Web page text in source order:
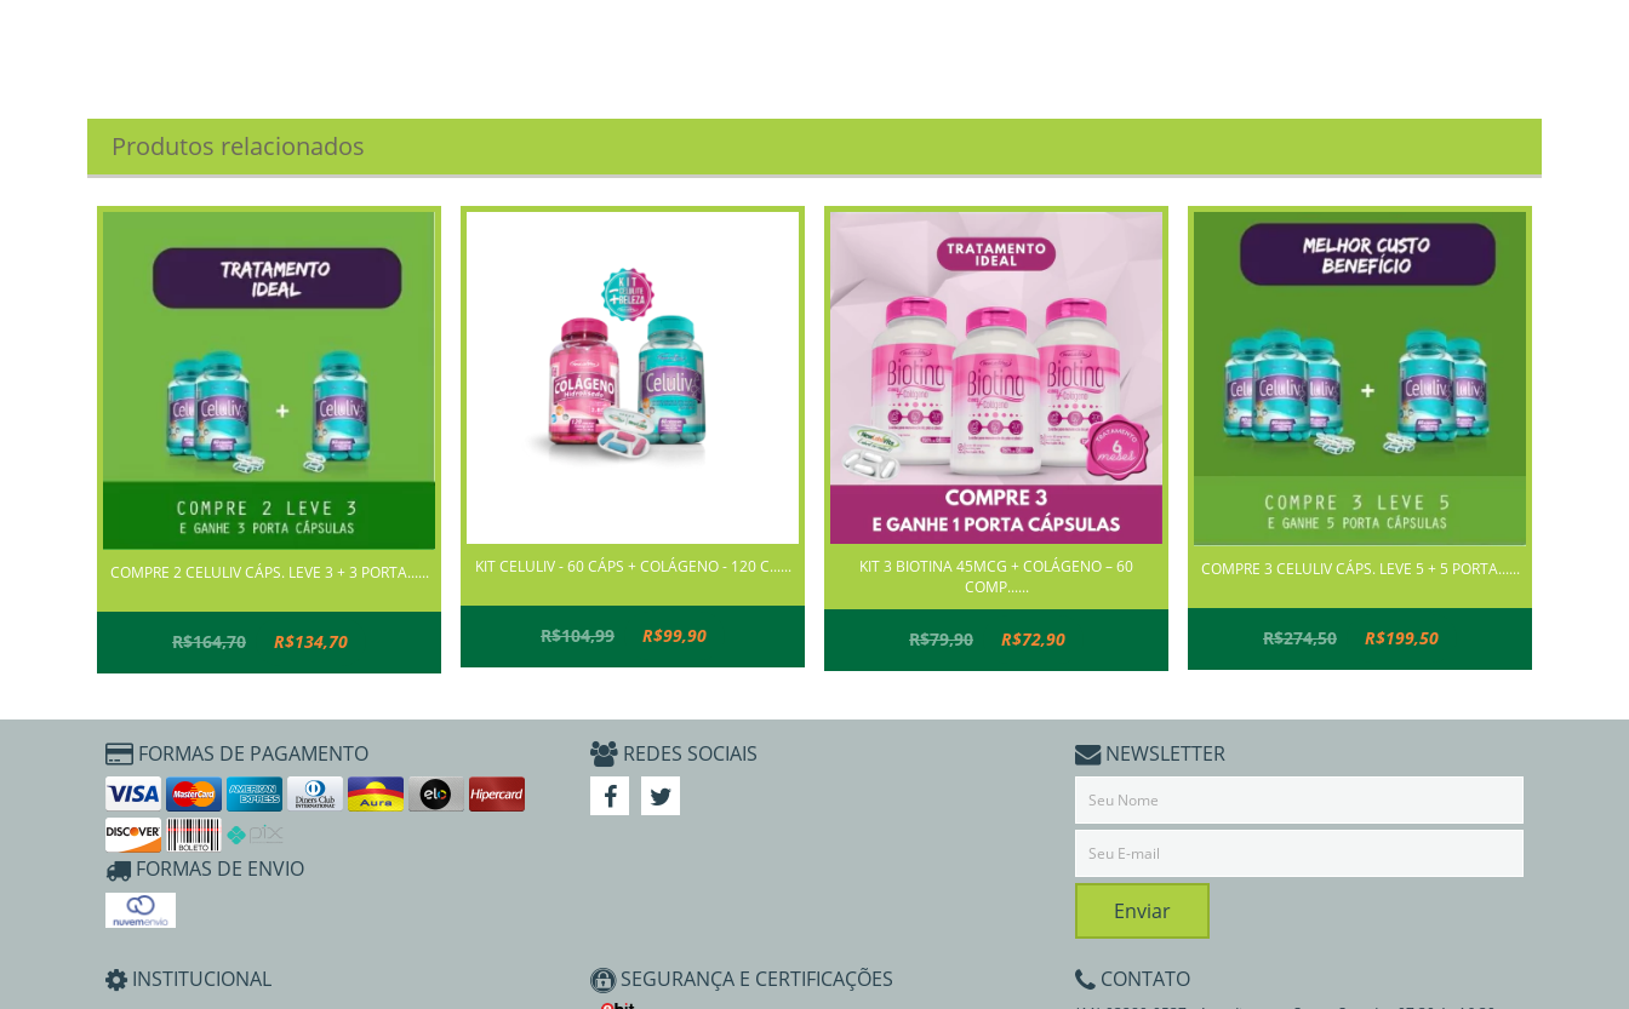
Produtos relacionados
COMPRE 2 CELULIV CÁPS. LEVE 3 + 3 PORTA......
R$164,70 R$134,70
KIT CELULIV - 60 CÁPS + COLÁGENO - 120 C......
R$104,99 R$99,90
KIT 3 BIOTINA 45MCG + COLÁGENO – 60
COMP......
R$79,90 R$72,90
COMPRE 3 CELULIV CÁPS. LEVE 5 + 5 PORTA......
R$274,50 R$199,50
FORMAS DE PAGAMENTO
FORMAS DE ENVIO
REDES SOCIAIS NEWSLETTER
INSTITUCIONAL SEGURANÇA E CERTIFICAÇÕES CONTATO